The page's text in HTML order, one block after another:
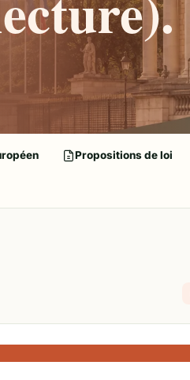
Propositions de loi